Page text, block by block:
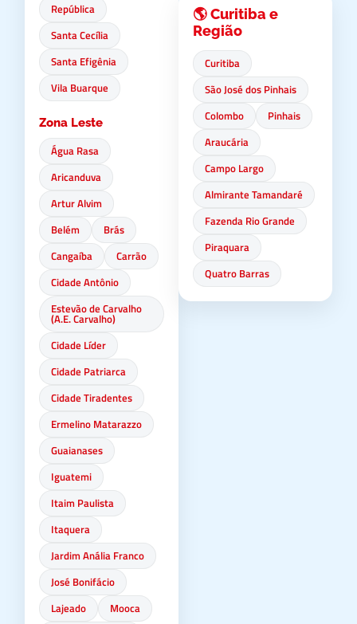
República
Santa Cecília
Santa Efigênia
Vila Buarque
Zona Leste
Água Rasa
Aricanduva
Artur Alvim
Belém
Brás
Cangaíba
Carrão
Cidade Antônio
Estevão de Carvalho
(A.E. Carvalho)
Cidade Líder
Cidade Patriarca
Cidade Tiradentes
Ermelino Matarazzo
Guaianases
Iguatemi
Itaim Paulista
Itaquera
Jardim Anália Franco
José Bonifácio
Lajeado
Mooca
🌎 Curitiba e
Região
Curitiba
São José dos Pinhais
Colombo
Pinhais
Araucária
Campo Largo
Almirante Tamandaré
Fazenda Rio Grande
Piraquara
Quatro Barras